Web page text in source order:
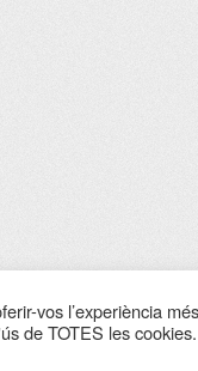
vos l’experiència
de TOTES les